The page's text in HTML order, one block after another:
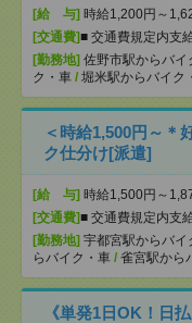
[給 与] 時給1,200円～
[交通費]■ 交通費規定内支
[勤務地] 佐野市駅からバイ
ク・車 / 堀米駅からバイク
＜時給1,500円～＊
ク仕分け[派遣]
[給 与] 時給1,500円～
[交通費]■ 交通費規定内支
[勤務地] 宇都宮駅からバイ
らバイク・車 / 雀宮駅から
《単発1日OK！日